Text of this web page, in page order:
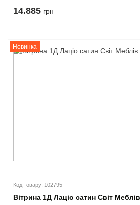
14.885 грн
Новинка
Код товару: 102795
Вітрина 1Д Лаціо сатин Світ Меблів